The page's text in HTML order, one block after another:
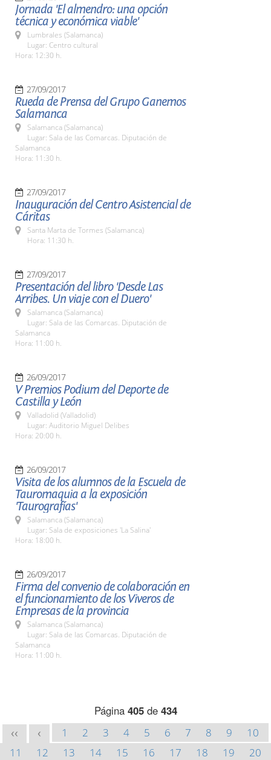
Jornada 'El almendro: una opción
técnica y económica viable'
Lumbrales (Salamanca)
Lugar: Centro cultural
Hora: 12:30 h.
27/09/2017
Rueda de Prensa del Grupo Ganemos
Salamanca
Salamanca (Salamanca)
Lugar: Sala de las Comarcas. Diputación de
Salamanca
Hora: 11:30 h.
27/09/2017
Inauguración del Centro Asistencial de
Cáritas
Santa Marta de Tormes (Salamanca)
Hora: 11:30 h.
27/09/2017
Presentación del libro 'Desde Las
Arribes. Un viaje con el Duero'
Salamanca (Salamanca)
Lugar: Sala de las Comarcas. Diputación de
Salamanca
Hora: 11:00 h.
26/09/2017
V Premios Podium del Deporte de
Castilla y León
Valladolid (Valladolid)
Lugar: Auditorio Miguel Delibes
Hora: 20:00 h.
26/09/2017
Visita de los alumnos de la Escuela de
Tauromaquia a la exposición
'Taurografías'
Salamanca (Salamanca)
Lugar: Sala de exposiciones 'La Salina'
Hora: 18:00 h.
26/09/2017
Firma del convenio de colaboración en
el funcionamiento de los Viveros de
Empresas de la provincia
Salamanca (Salamanca)
Lugar: Sala de las Comarcas. Diputación de
Salamanca
Hora: 11:00 h.
Página 405de 434
<< < 1 2 3 4 5 6 7 8 9
10
11
12 13 14 15 16 17 18 19
20